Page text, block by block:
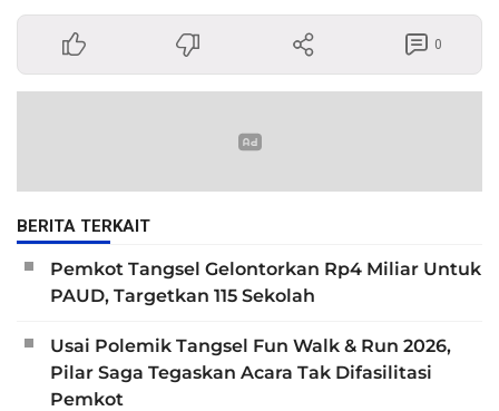
0
BERITA TERKAIT
Pemkot Tangsel Gelontorkan Rp4 Miliar Untuk
PAUD, Targetkan 115 Sekolah
Usai Polemik Tangsel Fun Walk & Run 2026,
Pilar Saga Tegaskan Acara Tak Difasilitasi
Pemkot